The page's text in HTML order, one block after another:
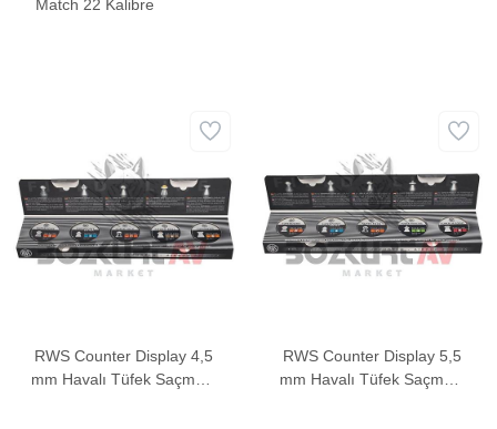
Match 22 Kalibre
RWS Counter Display 4,5
mm Havalı Tüfek Saçması
RWS Counter Display 5,5
mm Havalı Tüfek Saçması